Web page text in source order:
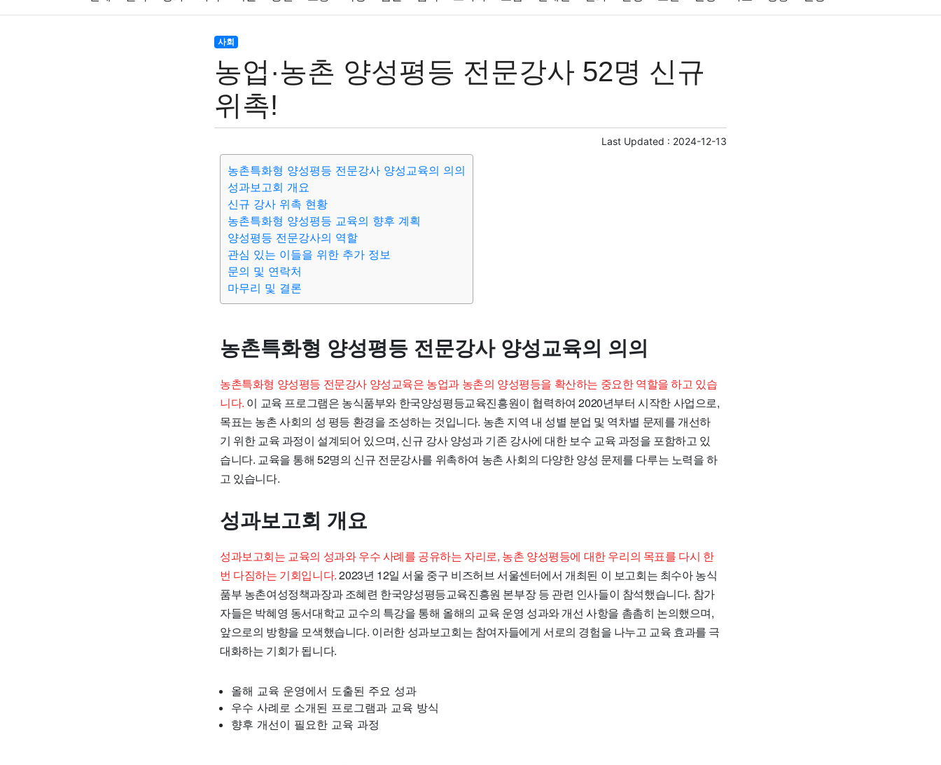
블록체인
여행 맛집 IT 컴퓨터 기술 종교 사회 정치 건강 의료 의학 경제 마케팅 부동산
사회
농업·농촌 양성평등 전문강사 52명 신규
위촉!
Last Updated : 2024-12-13
농촌특화형 양성평등 전문강사 양성교육의 의의
성과보고회 개요
신규 강사 위촉 현황
농촌특화형 양성평등 교육의 향후 계획
양성평등 전문강사의 역할
관심 있는 이들을 위한 추가 정보
문의 및 연락처
마무리 및 결론
농촌특화형 양성평등 전문강사 양성교육의 의의
농촌특화형 양성평등 전문강사 양성교육은 농업과 농촌의 양성평등을 확산하는 중요한 역할을 하고 있습
니다. 이 교육 프로그램은 농식품부와 한국양성평등교육진흥원이 협력하여 2020년부터 시작한 사업으로,
목표는 농촌 사회의 성 평등 환경을 조성하는 것입니다. 농촌 지역 내 성별 분업 및 역차별 문제를 개선하
기 위한 교육 과정이 설계되어 있으며, 신규 강사 양성과 기존 강사에 대한 보수 교육 과정을 포함하고 있
습니다. 교육을 통해 52명의 신규 전문강사를 위촉하여 농촌 사회의 다양한 양성 문제를 다루는 노력을 하
고 있습니다.
성과보고회 개요
성과보고회는 교육의 성과와 우수 사례를 공유하는 자리로, 농촌 양성평등에 대한 우리의 목표를 다시 한
번 다짐하는 기회입니다.2023년 12일 서울 중구 비즈허브 서울센터에서 개최된 이 보고회는 최수아 농식
품부 농촌여성정책과장과 조혜련 한국양성평등교육진흥원 본부장 등 관련 인사들이 참석했습니다. 참가
자들은 박혜영 동서대학교 교수의 특강을 통해 올해의 교육 운영 성과와 개선 사항을 촘촘히 논의했으며,
앞으로의 방향을 모색했습니다. 이러한 성과보고회는 참여자들에게 서로의 경험을 나누고 교육 효과를 극
대화하는 기회가 됩니다.
올해 교육 운영에서 도출된 주요 성과
우수 사례로 소개된 프로그램과 교육 방식
향후 개선이 필요한 교육 과정